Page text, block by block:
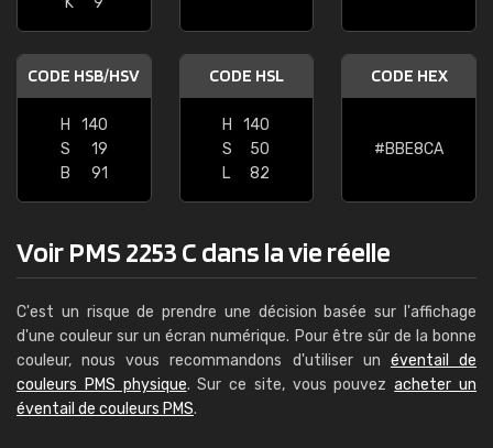
CODE HSB/HSV
H
140
S
19
B
91
CODE HSL
H
140
S
50
L
82
CODE HEX
#BBE8CA
Voir PMS 2253 C dans la vie réelle
C'est un risque de prendre une décision basée sur l'affichage
d'une couleur sur un écran numérique. Pour être sûr de la bonne
couleur, nous vous recommandons d'utiliser un éventail de
couleurs PMS physique. Sur ce site, vous pouvezacheter un
éventail de couleurs PMS.